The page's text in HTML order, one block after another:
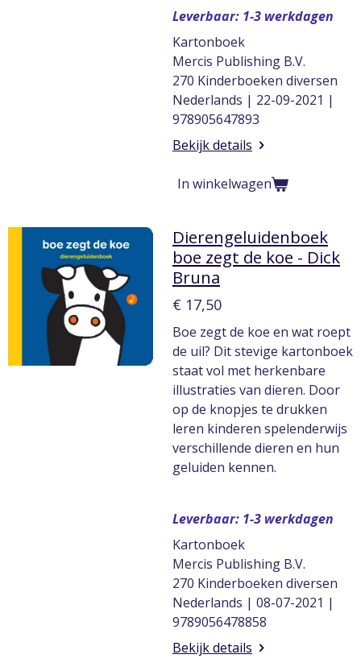
Leverbaar: 1-3 werkdagen
Kartonboek
Mercis Publishing B.V.
270 Kinderboeken diversen
Nederlands | 22-09-2021 |
978905647893
Bekijk details
In winkelwagen
Dierengeluidenboek
boe zegt de koe - Dick
Bruna
€ 17,50
Boe zegt de koe en wat roept
de uil? Dit stevige kartonboek
staat vol met herkenbare
illustraties van dieren. Door
op de knopjes te drukken
leren kinderen spelenderwijs
verschillende dieren en hun
geluiden kennen.
Leverbaar: 1-3 werkdagen
Kartonboek
Mercis Publishing B.V.
270 Kinderboeken diversen
Nederlands | 08-07-2021 |
9789056478858
Bekijk details